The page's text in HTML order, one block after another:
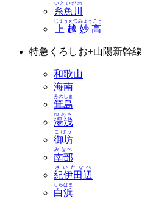
糸魚川
いといがわ
上越妙高
じょうえつみょうこう
特急くろしお+山陽新幹線
和歌山
海南
箕島
みのしま
湯浅
ゆあさ
御坊
ごぼう
南部
みなべ
紀伊田辺
きいたなべ
白浜
しらはま